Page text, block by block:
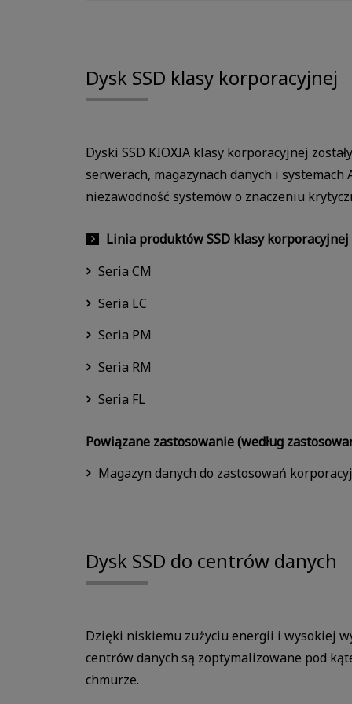
Dysk SSD klasy korporacyjnej
Dyski SSD KIOXIA klasy korporacyjnej
serwerach, magazynach danych i
niezawodność systemów o znaczeniu
Linia produktów SSD klasy korporacyjnej
Seria CM
Seria LC
Seria PM
Seria RM
Seria FL
Powiązane zastosowanie (według
Magazyn danych do zastosowań
Dysk SSD do centrów danych
Dzięki niskiemu zużyciu energii i wysokiej
centrów danych są zoptymalizowane pod
chmurze.